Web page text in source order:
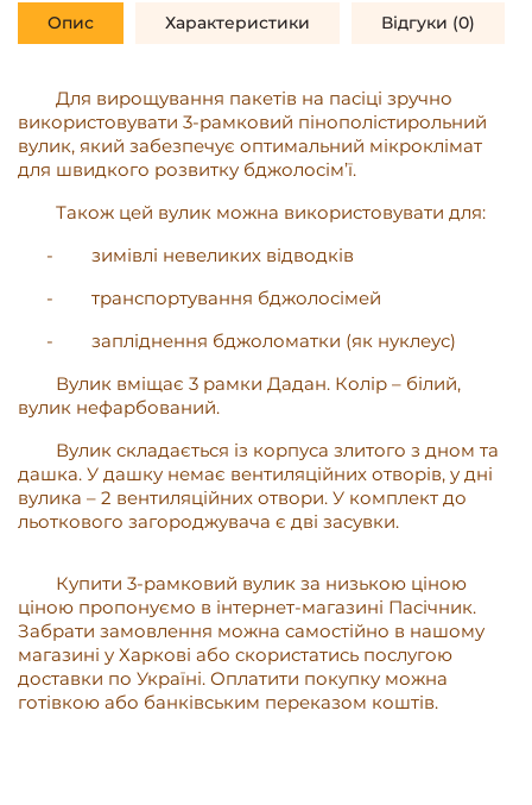
Опис Характеристики Відгуки (0)
Для вирощування пакетів на пасіці зручно
використовувати 3-рамковий пінополістирольний
вулик, який забезпечує оптимальний мікроклімат
для швидкого розвитку бджолосім’ї.
Також цей вулик можна використовувати для:
-
зимівлі невеликих відводків
-
транспортування бджолосімей
-
запліднення бджоломатки (як нуклеус)
Вулик вміщає 3 рамки Дадан. Колір – білий,
вулик нефарбований.
Вулик складається із корпуса злитого з дном та
дашка. У дашку немає вентиляційних отворів, у дні
вулика – 2 вентиляційних отвори. У комплект до
льоткового загороджувача є дві засувки.
Купити 3-рамковий вулик за низькою ціною
ціною пропонуємо в інтернет-магазині Пасічник.
Забрати замовлення можна самостійно в нашому
магазині у Харкові або скористатись послугою
доставки по Україні. Оплатити покупку можна
готівкою або банківським переказом коштів.